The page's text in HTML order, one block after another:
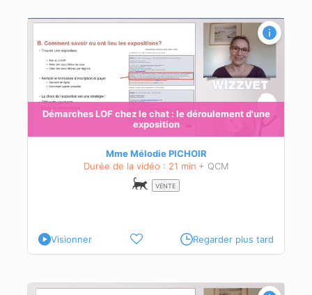
Démarches LOF chez le chat : le déroulement d'une
exposition
Mme Mélodie PICHOIR
Durée de la vidéo : 21 min + QCM
VENTE
Visionner Regarder plus tard